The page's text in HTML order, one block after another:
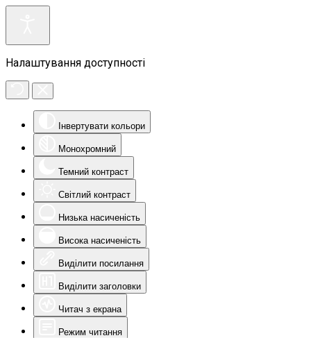
Налаштування доступності
Інвертувати кольори
Монохромний
Темний контраст
Світлий контраст
Низька насиченість
Висока насиченість
Виділити посилання
Виділити заголовки
Читач з екрана
Режим читання